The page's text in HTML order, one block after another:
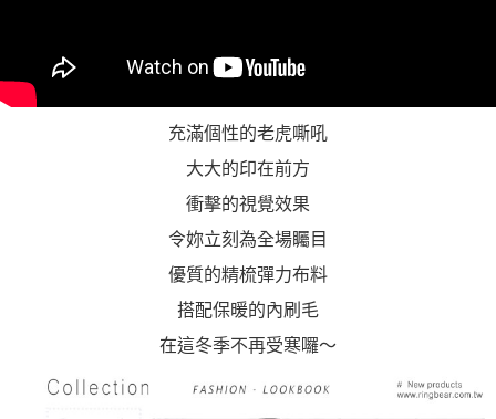
充滿個性的老虎嘶吼
大大的印在前方
衝擊的視覺效果
令妳立刻為全場矚目
優質的精梳彈力布料
搭配保暖的內刷毛
在這冬季不再受寒囉～